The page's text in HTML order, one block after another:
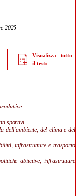
2025
Visualizza tutto
il testo
sportivi
dell’ambiente, del clima e del
infrastrutture e trasporto
abitative, infrastrutture